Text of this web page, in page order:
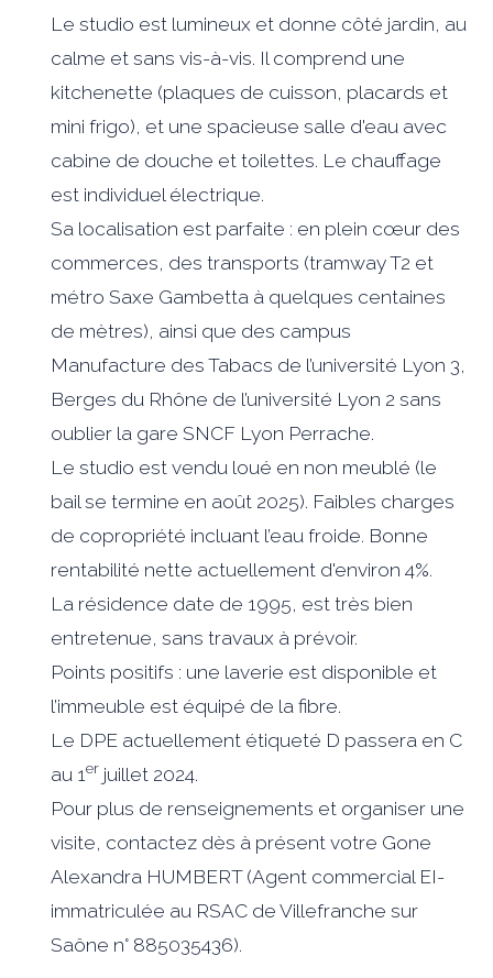
Le studio est lumineux et donne côté jardin, au
calme et sans vis-à-vis. Il comprend une
kitchenette (plaques de cuisson, placards et
mini frigo), et une spacieuse salle d'eau avec
cabine de douche et toilettes. Le chauffage
est individuel électrique.
Sa localisation est parfaite : en plein cœur des
commerces, des transports (tramway T2 et
métro Saxe Gambetta à quelques centaines
de mètres), ainsi que des campus
Manufacture des Tabacs de l’université Lyon 3,
Berges du Rhône de l’université Lyon 2 sans
oublier la gare SNCF Lyon Perrache.
Le studio est vendu loué en non meublé (le
bail se termine en août 2025). Faibles charges
de copropriété incluant l’eau froide. Bonne
rentabilité nette actuellement d'environ 4%.
La résidence date de 1995, est très bien
entretenue, sans travaux à prévoir.
Points positifs : une laverie est disponible et
l’immeuble est équipé de la fibre.
Le DPE actuellement étiqueté D passera en C
au 1er juillet 2024.
Pour plus de renseignements et organiser une
visite, contactez dès à présent votre Gone
Alexandra HUMBERT (Agent commercial EI-
immatriculée au RSAC de Villefranche sur
Saône n° 885035436).